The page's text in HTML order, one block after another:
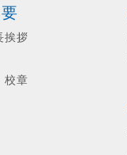
挨拶
校章